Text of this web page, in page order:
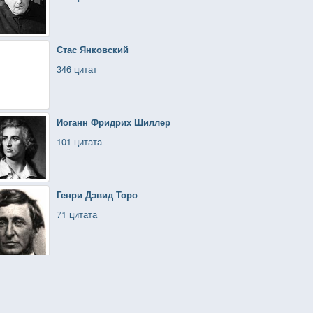
Стас Янковский
346 цитат
Иоганн Фридрих Шиллер
101 цитата
Генри Дэвид Торо
71 цитата